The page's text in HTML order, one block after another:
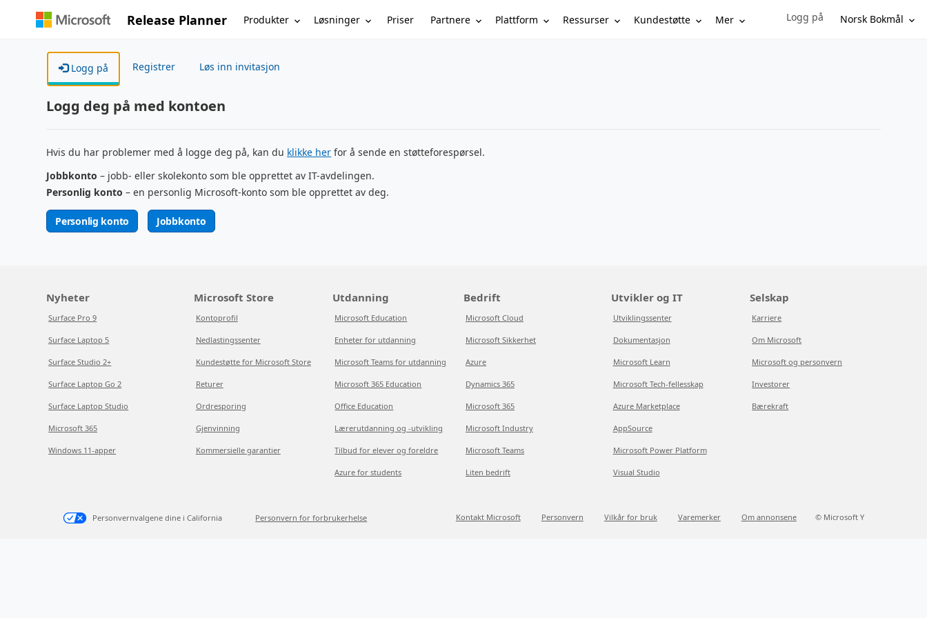
Release Planner Produkter Løsninger Priser Partnere Plattform Ressurser Kundestøtte Mer Sign in to your account
Logg på Norsk Bokmål
Logg på Registrer Løs inn invitasjon
Logg deg på med kontoen
Hvis du har problemer med å logge deg på, kan du klikke her for å sende en støtteforespørsel.
Jobbkonto – jobb- eller skolekonto som ble opprettet av IT-avdelingen.
Personlig konto – en personlig Microsoft-konto som ble opprettet av deg.
Personlig konto Jobbkonto
Nyheter
Surface Pro 9
Surface Laptop 5
Surface Studio 2+
Surface Laptop Go 2
Surface Laptop Studio
Microsoft 365
Windows 11-apper
Microsoft Store
Kontoprofil
Nedlastingssenter
Kundestøtte for Microsoft Store
Returer
Ordresporing
Gjenvinning
Kommersielle garantier
Utdanning
Microsoft Education
Enheter for utdanning
Microsoft Teams for utdanning
Microsoft 365 Education
Office Education
Lærerutdanning og -utvikling
Tilbud for elever og foreldre
Azure for students
Bedrift
Microsoft Cloud
Microsoft Sikkerhet
Azure
Dynamics 365
Microsoft 365
Microsoft Industry
Microsoft Teams
Liten bedrift
Utvikler og IT
Utviklingssenter
Dokumentasjon
Microsoft Learn
Microsoft Tech-fellesskap
Azure Marketplace
AppSource
Microsoft Power Platform
Visual Studio
Selskap
Karriere
Om Microsoft
Microsoft og personvern
Investorer
Bærekraft
Personvernvalgene dine i California Personvern for forbrukerhelse Kontakt Microsoft Personvern Vilkår for bruk Varemerker Om annonsene © Microsoft Y